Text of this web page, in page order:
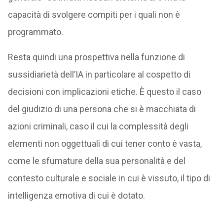
capacità di svolgere compiti per i quali non è
programmato.
Resta quindi una prospettiva nella funzione di
sussidiarietà dell’IA in particolare al cospetto di
decisioni con implicazioni etiche. È questo il caso
del giudizio di una persona che si è macchiata di
azioni criminali, caso il cui la complessità degli
elementi non oggettuali di cui tener conto è vasta,
come le sfumature della sua personalità e del
contesto culturale e sociale in cui è vissuto, il tipo di
intelligenza emotiva di cui è dotato.